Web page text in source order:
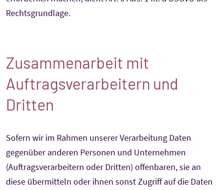
Rechtsgrundlage.
Zusammenarbeit mit
Auftragsverarbeitern und
Dritten
Sofern wir im Rahmen unserer Verarbeitung Daten
gegenüber anderen Personen und Unternehmen
(Auftragsverarbeitern oder Dritten) offenbaren, sie an
diese übermitteln oder ihnen sonst Zugriff auf die Daten